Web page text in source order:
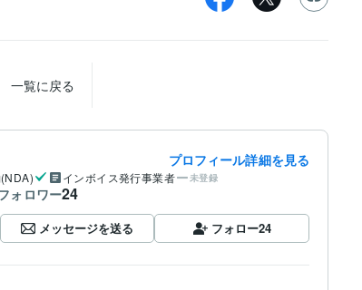
一覧に戻る
プロフィール詳細を見る
インボイス発行事業者 未登録
ォロワー24
メッセージを送る フォロー24